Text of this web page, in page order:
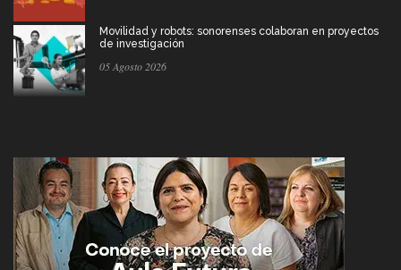
Movilidad y robots: sonorenses colaboran en proyectos
de investigación
05 Agosto 2026